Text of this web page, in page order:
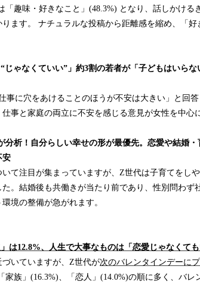
「趣味・好きなこと」(48.3%) となり、話しかける
ます。 ナチュラルな投稿から距離感を縮め、「好
“じゃなくていい”」約3割の若者が「子どもはいら
事に穴をあけることのほうが不安は大きい」と回
事と家庭の両立に不安を感じる意見が女性を中心
分析！自分らしい幸せの形が最優先。恋愛や結婚
安
て注目が集まっていますが、Z世代は子育てをし
。結婚後も共働きが当たり前であり、性別問わず
境の整備が急がれます。
は12.8%、人生で大事なものは「恋愛じゃなくて
いていますが、Z世代が次のバレンタインデーに
家族」(16.3%)、「恋人」(14.0%)の順に多く、バレ